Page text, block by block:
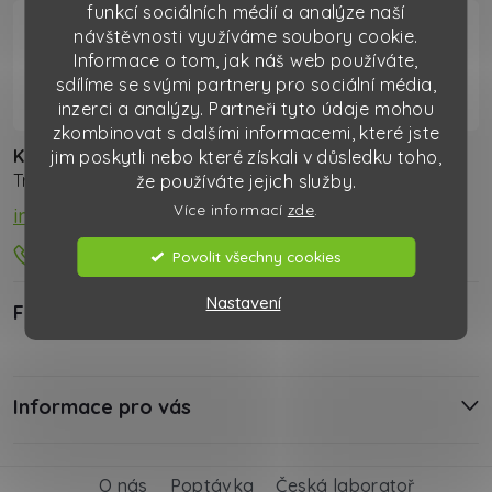
funkcí sociálních médií a analýze naší
návštěvnosti využíváme soubory cookie.
Informace o tom, jak náš web používáte,
sdílíme se svými partnery pro sociální média,
inzerci a analýzy. Partneři tyto údaje mohou
zkombinovat s dalšími informacemi, které jste
jim poskytli nebo které získali v důsledku toho,
že používáte jejich služby.
Více informací zde
Povolit všechny cookies
Nastavení
info@kaiserservis.cz
800 888 248
Kaiser servis, spol. s r.o.
Trnkova 137, 628 00 Brno, Česká Republika
info@kaiserservis.cz
800 888 248
Facebook
Informace pro vás
O nás Poptávka Česká laboratoř